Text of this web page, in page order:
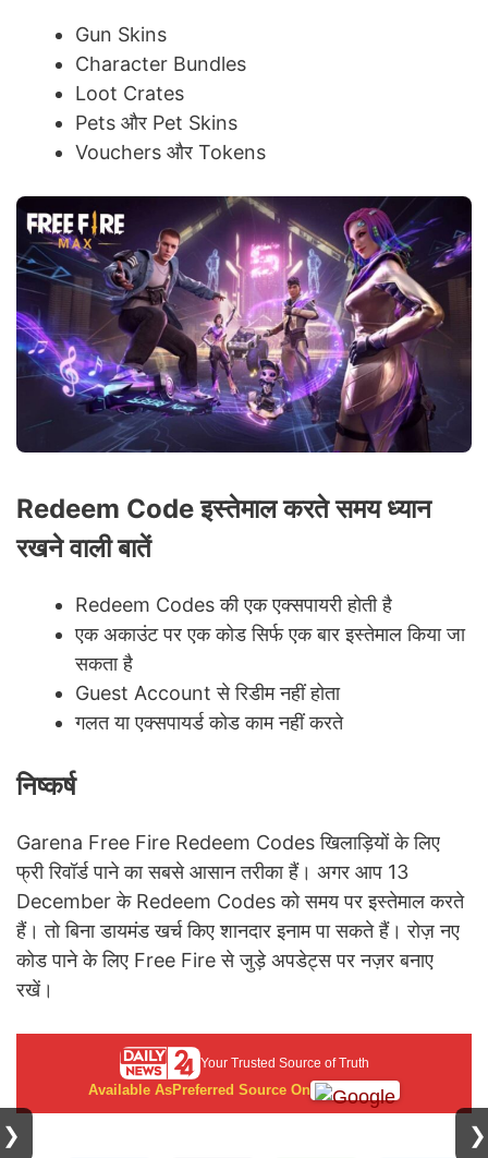
Gun Skins
Character Bundles
Loot Crates
Pets और Pet Skins
Vouchers और Tokens
Redeem Code इस्तेमाल करते समय ध्यान
रखने वाली बातें
Redeem Codes की एक एक्सपायरी होती है
एक अकाउंट पर एक कोड सिर्फ एक बार इस्तेमाल किया जा
सकता है
Guest Account से रिडीम नहीं होता
गलत या एक्सपायर्ड कोड काम नहीं करते
निष्कर्ष
Garena Free Fire Redeem Codes खिलाड़ियों के लिए
फ्री रिवॉर्ड पाने का सबसे आसान तरीका हैं। अगर आप 13
December के Redeem Codes को समय पर इस्तेमाल करते
हैं। तो बिना डायमंड खर्च किए शानदार इनाम पा सकते हैं। रोज़ नए
कोड पाने के लिए Free Fire से जुड़े अपडेट्स पर नज़र बनाए
रखें।
Your Trusted Source of Truth
Available AsPreferred Source On
❯ ❯